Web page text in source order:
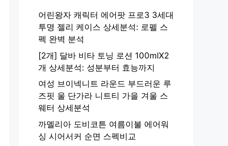
어린왕자 캐릭터 에어팟 프로3 3세대
투명 젤리 케이스 상세분석: 로펠 스
펙 완벽 분석
[2개] 달바 비타 토닝 로션 100mlX2
개 상세분석: 성분부터 효능까지
여성 브이넥니트 라운드 부드러운 루
즈핏 울 단가라 니트티 가을 겨울 스
웨터 상세분석
까멜리아 도비코튼 여름이불 에어워
싱 시어서커 순면 스펙비교